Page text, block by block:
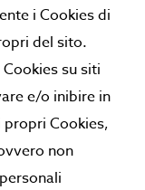
i Cookies di
del sito.
su siti
e/o inibire in
Cookies,
non